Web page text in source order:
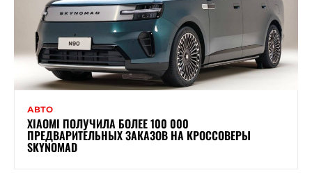
АВТО
XIAOMI ПОЛУЧИЛА БОЛЕЕ 100 000
ПРЕДВАРИТЕЛЬНЫХ ЗАКАЗОВ НА КРОССОВЕРЫ
SKYNOMAD